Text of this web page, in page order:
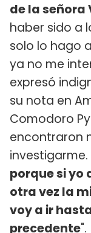
de la señora
haber sido a
solo lo hago
ya no me
expresó
su nota en
Comodoro
encontraron
investigarme.
porque si yo
otra vez la
voy a ir
precedente".